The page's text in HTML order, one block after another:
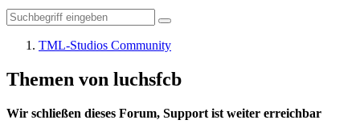
TML-Studios Community
Themen von luchsfcb
Wir schließen dieses Forum, Support ist weiter erreichbar